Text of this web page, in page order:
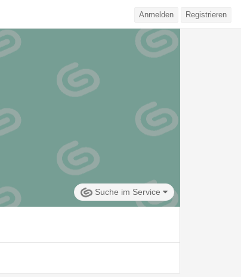
Anmelden Registrieren
Suche im Service